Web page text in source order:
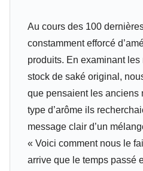
Au cours des 100
constamment efforcé
produits. En examinant
stock de saké original,
que pensaient les anciens
type d’arôme ils
message clair d’un
« Voici comment nous le
arrive que le temps passé